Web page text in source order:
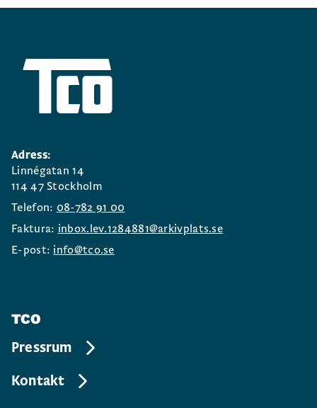
Adress:
Linnégatan 14
114 47 Stockholm
Telefon: 08-782 91 00
Faktura: inbox.lev.1284881@arkivplats.se
E-post: info@tco.se
TCO
Pressrum
Kontakt